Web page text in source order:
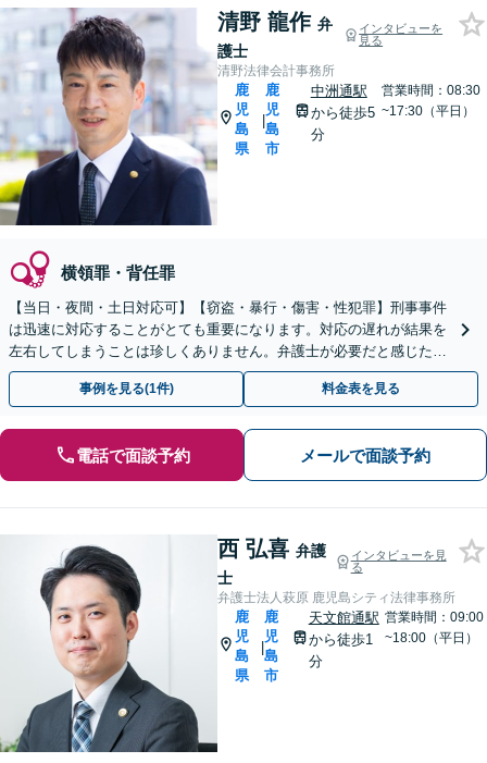
清野 龍作 弁
護士
インタビューを
見る
清野法律会計事務所
鹿
児
島
県
|
鹿
児
島
市
中洲通駅
から徒歩5
分
営業時間：08:30
~17:30（平日）
横領罪・背任罪
【当日・夜間・土日対応可】【窃盗・暴行・傷害・性犯罪】刑事事件
は迅速に対応することがとても重要になります。対応の遅れが結果を
左右してしまうことは珍しくありません。弁護士が必要だと感じたら
すぐにご連絡ください。
事例を見る(1件) 料金表を見る
電話で面談予約 メールで面談予約
西 弘喜 弁護
士
インタビューを見
る
弁護士法人萩原 鹿児島シティ法律事務所
鹿
児
島
県
|
鹿
児
島
市
天文館通駅
から徒歩1
分
営業時間：09:00
~18:00（平日）